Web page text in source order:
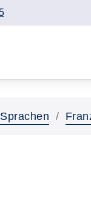
Sprachen